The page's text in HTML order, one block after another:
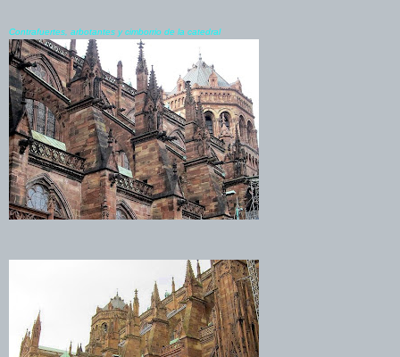
Contrafuertes, arbotantes y cimborrio de la catedral